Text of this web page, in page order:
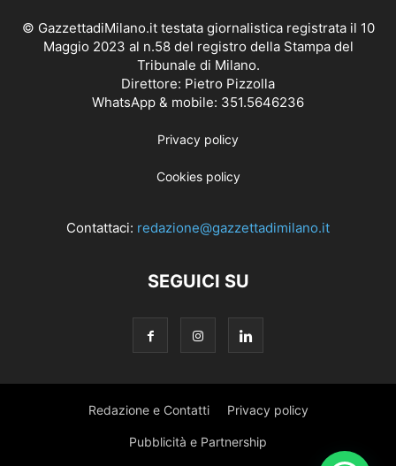
© GazzettadiMilano.it testata giornalistica registrata il 10
Maggio 2023 al n.58 del registro della Stampa del
Tribunale di Milano.
Direttore: Pietro Pizzolla
WhatsApp & mobile: 351.5646236
Privacy policy
Cookies policy
Contattaci: redazione@gazzettadimilano.it
SEGUICI SU
Redazione e Contatti Privacy policy
Pubblicità e Partnership